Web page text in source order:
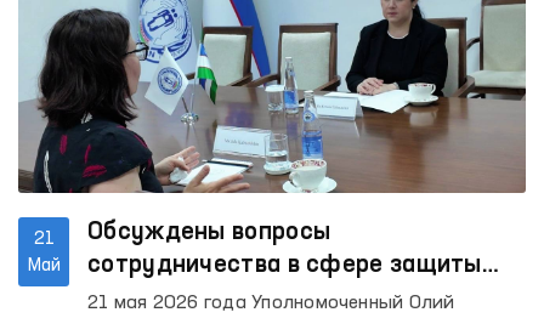
интерната «Мурувват» № 1 и № 2 для детей с
инвалидностью, Ташкентской городской
наркологической больницы принудительного
лечения, Республиканской клинической
психиатрической больницы с усиленным
наблюдением и Клинической психиатрической
21
Май
Обсуждены вопросы
сотрудничества в сфере защиты
прав человека между Омбудсманом
21 мая 2026 года Уполномоченный Олий